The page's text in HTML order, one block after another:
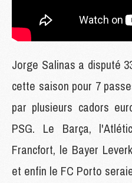
Jorge Salinas a disputé
cette saison pour 7
par plusieurs cadors
PSG. Le Barça,
Francfort, le Bayer
et enfin le FC Porto